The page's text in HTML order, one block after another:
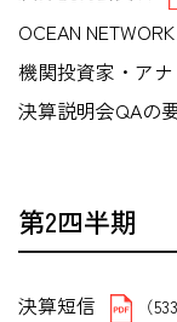
OCEAN
機関投資家・ア
決算説明会QAの
第2四半期
決算短信 （